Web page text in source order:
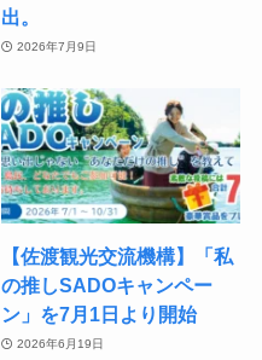
出。
2026年7月9日
【佐渡観光交流機構】「私
の推しSADOキャンペー
ン」を7月1日より開始
2026年6月19日